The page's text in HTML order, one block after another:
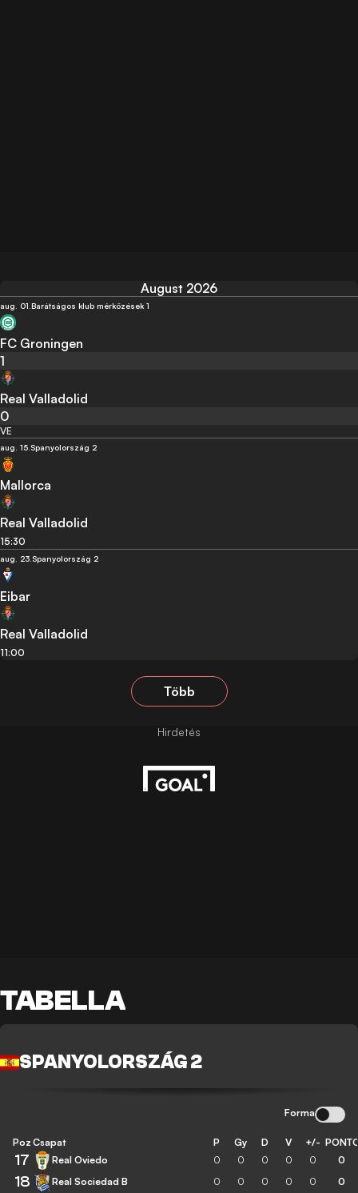
August 2026
aug. 01. Barátságos klub mérközések 1
FC Groningen
1
Real Valladolid
0
VE
aug. 15. Spanyolország 2
Mallorca
Real Valladolid
15:30
aug. 23. Spanyolország 2
Eibar
Real Valladolid
11:00
Több
TABELLA
SPANYOLORSZÁG 2
Forma
Poz Csapat P Gy D V +/-
17 Real Oviedo 0 0 0 0 0 0
18 Real Sociedad B 0 0 0 0 0 0